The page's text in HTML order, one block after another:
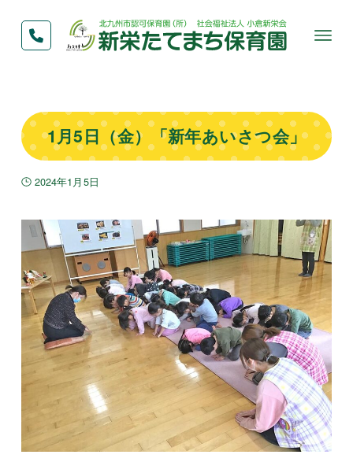
1月5日（金）「新年あいさつ会」
2024年1月5日